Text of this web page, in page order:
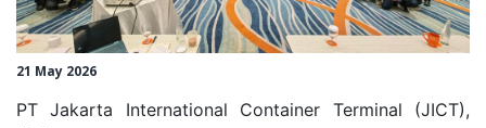
21 May 2026
PT Jakarta International Container Terminal (JICT),